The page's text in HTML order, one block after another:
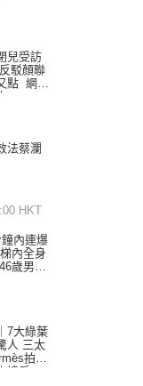
兒受訪
駁顏聯
點 網民
法蔡瀾
HKT
內連爆
內全身
歲男倒
7大綠葉
人 三太
拍劇
樓后